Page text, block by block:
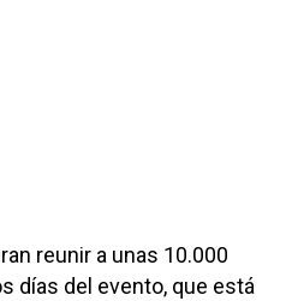
reunir a unas 10.000
días del evento, que está